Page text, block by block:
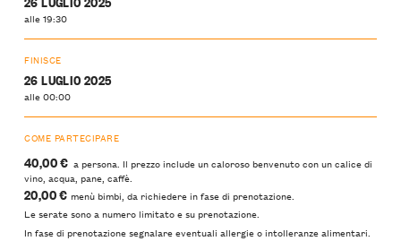
alle 19:30
FINISCE
26 LUGLIO 2025
alle 00:00
COME PARTECIPARE
40,00 € a persona. Il prezzo include un caloroso benvenuto con un calice di
vino, acqua, pane, caffè.
20,00 € menù bimbi, da richiedere in fase di prenotazione.
Le serate sono a numero limitato e su prenotazione.
In fase di prenotazione segnalare eventuali allergie o intolleranze alimentari.